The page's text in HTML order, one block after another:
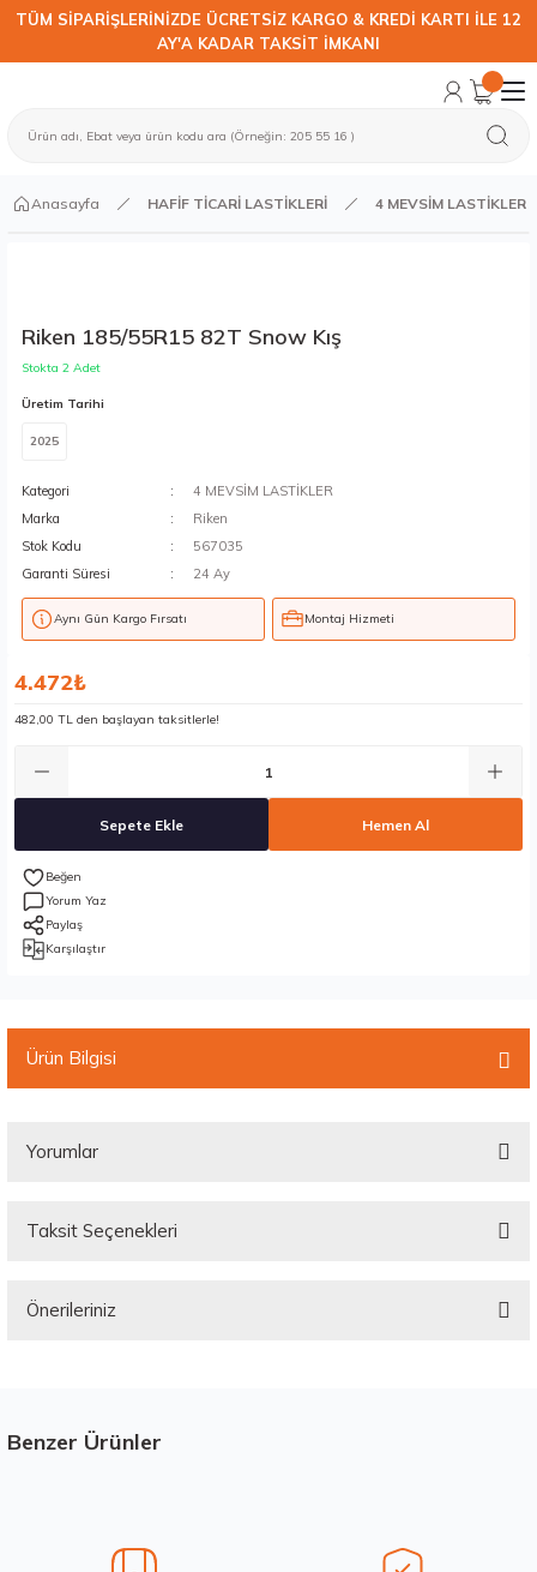
TÜM SİPARİŞLERİNİZDE ÜCRETSİZ KARGO & KREDİ KARTI İLE 12
AY'A KADAR TAKSİT İMKANI
Anasayfa HAFİF TİCARİ LASTİKLERİ 4 MEVSİM LASTİKLER
Riken 185/55R15 82T Snow Kış
Stokta 2 Adet
Üretim Tarihi
2025
Kategori
4 MEVSİM LASTİKLER
Marka
Riken
Stok Kodu
567035
Garanti Süresi
24 Ay
Aynı Gün Kargo Fırsatı Montaj Hizmeti
4.472₺
482,00 TL den başlayan taksitlerle!
Sepete Ekle Hemen Al
Yorum Yaz
Paylaş
Karşılaştır
Ürün Bilgisi
Yorumlar
Taksit Seçenekleri
Önerileriniz
Görüş ve önerileriniz için teşekkür ederiz.
Ürün bilgilerinde hatalar bulunuyor.
Benzer Ürünler